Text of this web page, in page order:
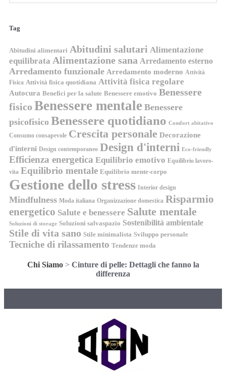
Tag
Abitudini alimentari Abitudini salutari Alimentazione
equilibrata Alimentazione sana Arredamento esterno
Arredamento funzionale Arredamento moderno Attività
Fisica Attività fisica quotidiana Attività fisica regolare
Autocura Benefici per la salute Benessere emotivo Benessere
fisico Benessere mentale Benessere
psicofisico Benessere quotidiano Comfort abitativo
Consumo consapevole Crescita personale Decorazione
d'interni Design contemporaneo Design d'interni Eco-friendly
Efficienza energetica Equilibrio emotivo Equilibrio lavoro-
vita Equilibrio mentale Equilibrio mente-corpo
Gestione dello stress Interior design
Mindfulness Moda italiana Organizzazione domestica Risparmio
energetico Salute e benessere Salute mentale
Soluzioni di storage Soluzioni salvaspazio Sostenibilità ambientale
Stile di vita sano Stile minimalista Sviluppo personale
Tecniche di rilassamento Tendenze moda
Chi Siamo> Cinture di pelle: Dettagli che fanno la
differenza